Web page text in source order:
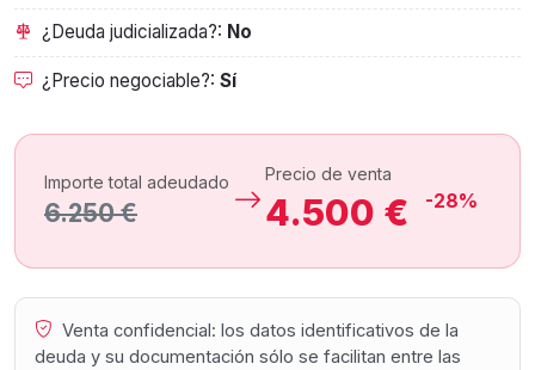
¿Deuda judicializada?: No
¿Precio negociable?: Sí
Importe total adeudado
6.250 €
Precio de venta
4.500 € -28%
Venta confidencial: los datos identificativos de la
deuda y su documentación sólo se facilitan entre las